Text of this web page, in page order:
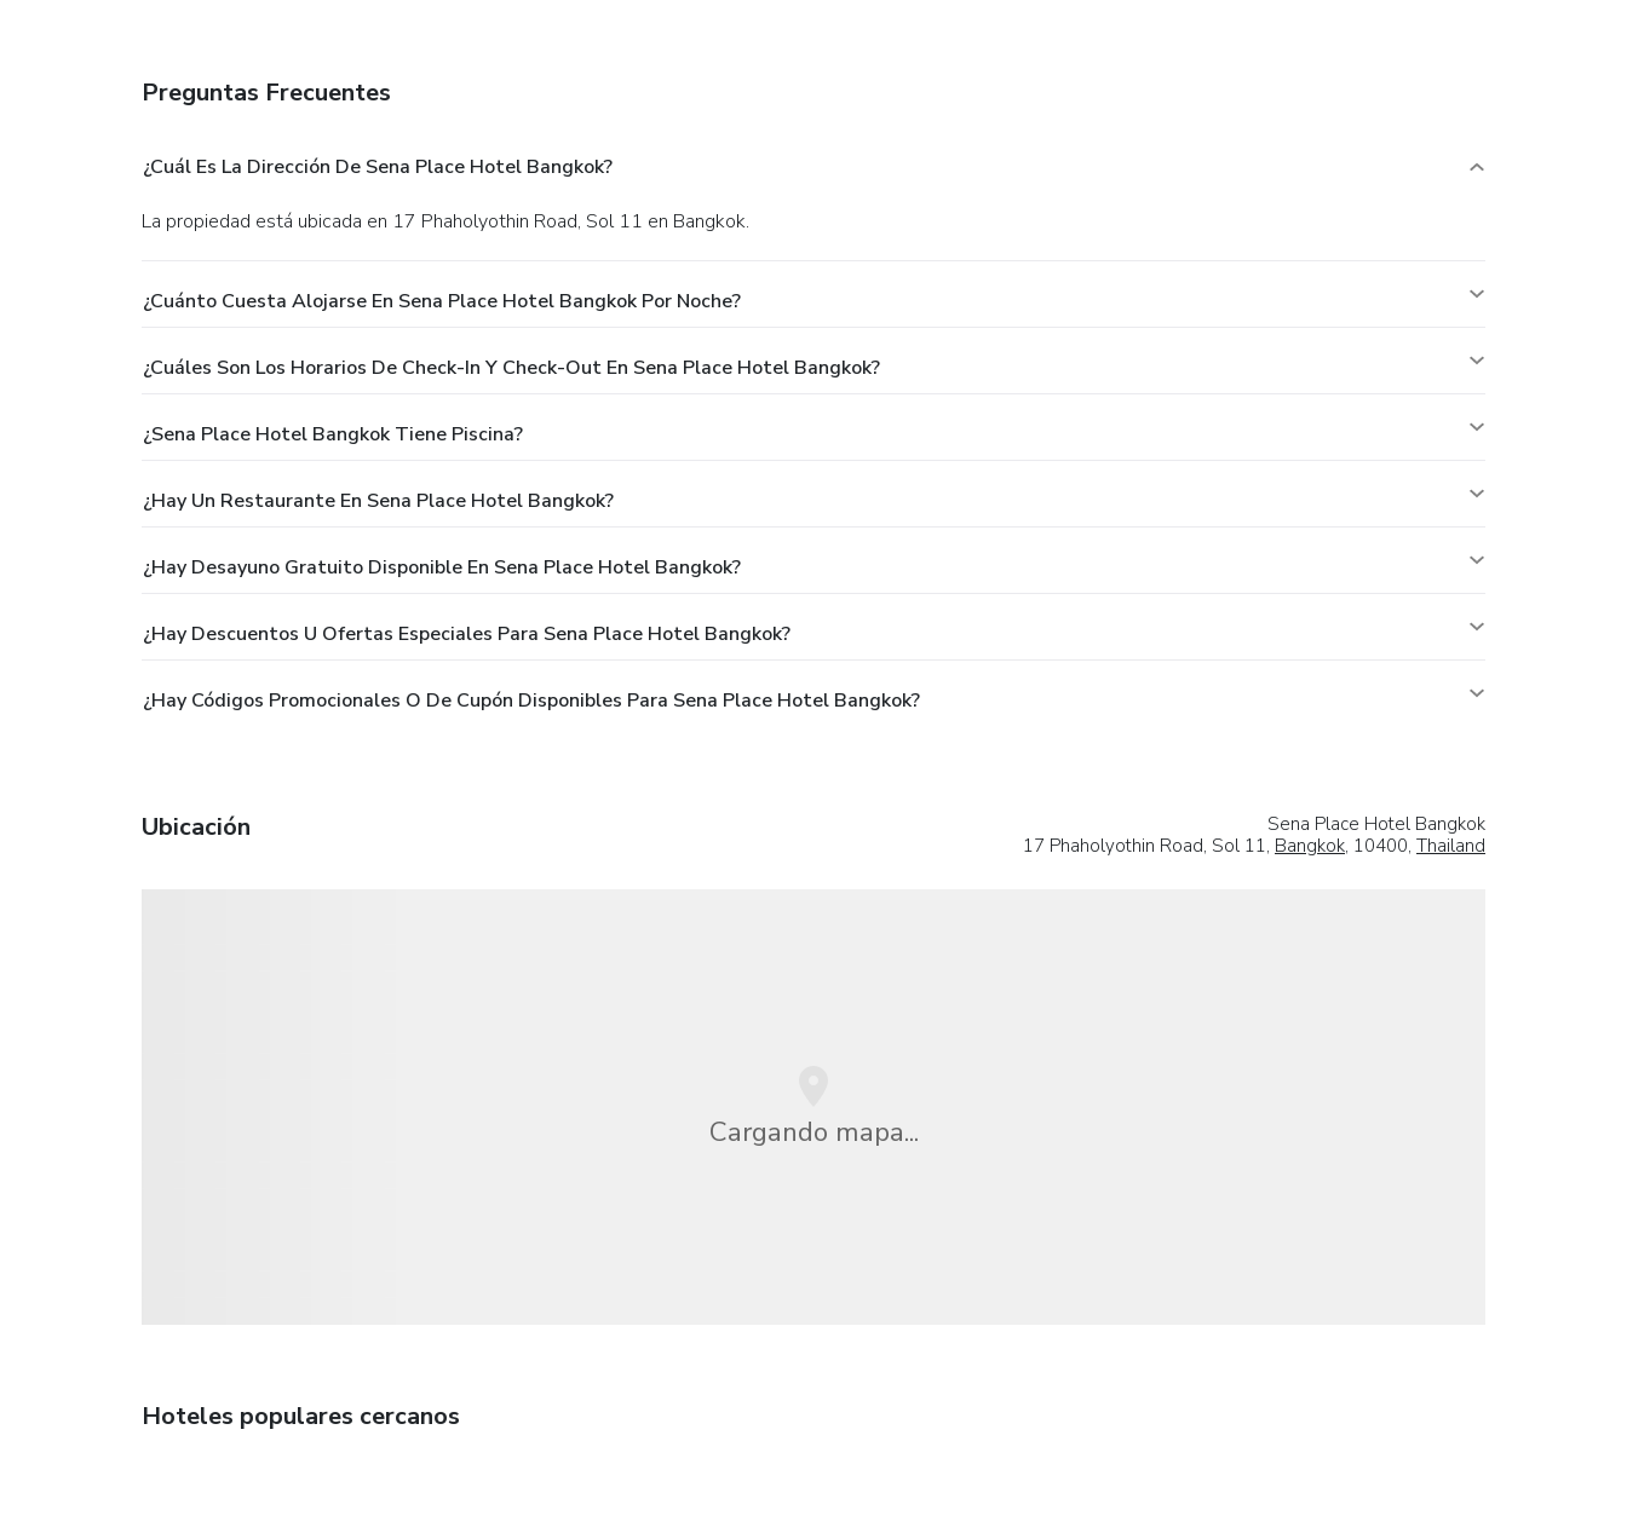
Preguntas Frecuentes
¿Cuál Es La Dirección De Sena Place Hotel Bangkok?
La propiedad está ubicada en 17 Phaholyothin Road, Sol 11 en Bangkok.
¿Cuánto Cuesta Alojarse En Sena Place Hotel Bangkok Por Noche?
¿Cuáles Son Los Horarios De Check-In Y Check-Out En Sena Place Hotel Bangkok?
¿Sena Place Hotel Bangkok Tiene Piscina?
¿Hay Un Restaurante En Sena Place Hotel Bangkok?
¿Hay Desayuno Gratuito Disponible En Sena Place Hotel Bangkok?
¿Hay Descuentos U Ofertas Especiales Para Sena Place Hotel Bangkok?
¿Hay Códigos Promocionales O De Cupón Disponibles Para Sena Place Hotel Bangkok?
Ubicación
Sena Place Hotel Bangkok
17 Phaholyothin Road, Sol 11, Bangkok, 10400, Thailand
Cargando mapa...
Hoteles populares cercanos